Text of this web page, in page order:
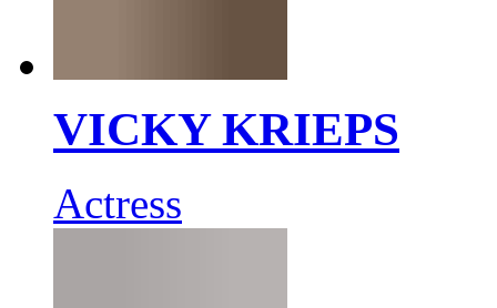
VICKY KRIEPS
Actress